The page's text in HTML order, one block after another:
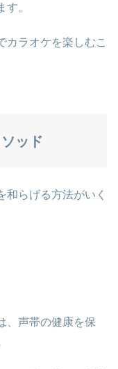
。
カラオケを楽しむこ
ッド
和らげる方法がいく
、声帯の健康を保